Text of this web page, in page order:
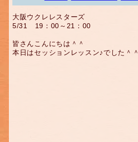
大阪ウクレレスターズ
5/31 19：00～21：00
皆さんこんにちは＾＾
本日はセッションレッスン♪でした＾＾